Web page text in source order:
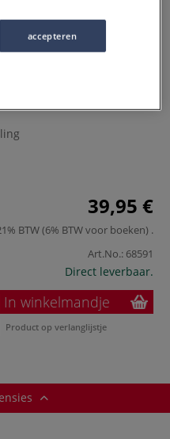
39,95 €
BTW (6% BTW voor boeken) .
Art.No.: 68591
Direct leverbaar.
In winkelmandje
Product op verlanglijstje
accepteren